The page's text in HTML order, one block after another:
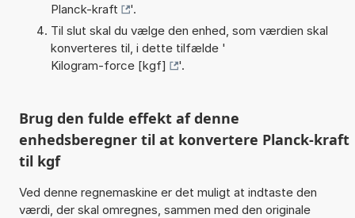
Planck-kraft
'.
Til slut skal du vælge den enhed, som værdien skal
konverteres til, i dette tilfælde '
Kilogram-force [kgf]
'.
Brug den fulde effekt af denne
enhedsberegner til at konvertere Planck-kraft
til kgf
Ved denne regnemaskine er det muligt at indtaste den
værdi, der skal omregnes, sammen med den originale